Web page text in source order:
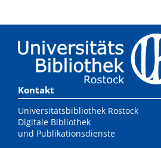
Kontakt
Universitätsbibliothek Rostock
Digitale Bibliothek
und Publikationsdienste